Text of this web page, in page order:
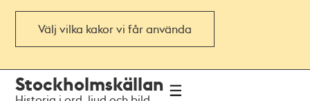
Välj vilka kakor vi får använda
navigationen
huvudinnehållet
Stockholmskällan